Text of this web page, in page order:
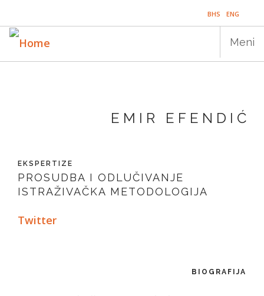
main
content
BHS ENG
Meni
DOGAĐAJI
EDUKACIJA
EMIR EFENDIĆ
EKSPERTIZE
PROSUDBA I ODLUČIVANJE
ISTRAŽIVAČKA METODOLOGIJA
Twitter
BIOGRAFIJA